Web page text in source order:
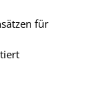
für